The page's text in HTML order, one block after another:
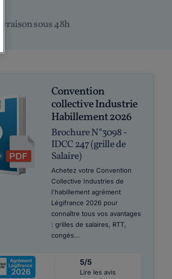
Livraison sous 48h
Convention
collective Industrie
Habillement 2026
Brochure N°3098 -
IDCC 247 (grille de
Salaire)
Achetez votre Convention
Collective Industries de
l'habillement agrément
Légifrance 2026 pour
connaître tous vos avantages
: grilles de salaires, RTT,
congés...
5/5
Lire les avis